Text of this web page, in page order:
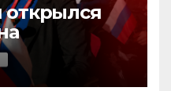
открылся
премию